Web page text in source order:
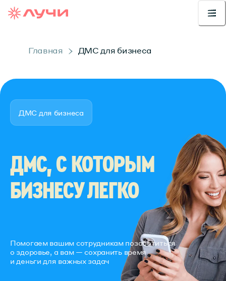
Главная ДМС для бизнеса
ДМС для бизнеса
ДМС, С КОТОРЫМ
БИЗНЕСУ ЛЕГКО
Помогаем вашим сотрудникам позаботиться
о здоровье, а вам — сохранить время
и деньги для важных задач